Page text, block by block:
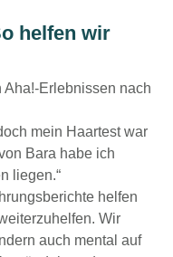
helfen wir
Erlebnissen nach
mein Haartest war
Bara habe ich
liegen.“
helfen
Wir
auch mental auf